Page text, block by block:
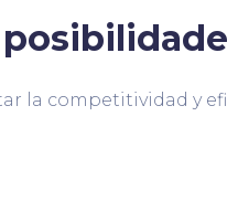
la competitividad y